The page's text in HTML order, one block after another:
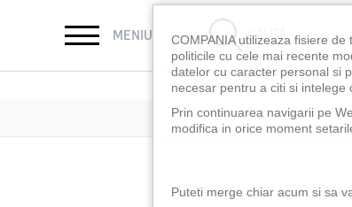
MENIU CAUTĂ
COMPANIA utilizeaza fisiere
politicile cu cele mai recente
datelor cu caracter personal si
necesar pentru a citi si intelege
Prin continuarea navigarii pe
modifica in orice moment
Puteti merge chiar acum si sa